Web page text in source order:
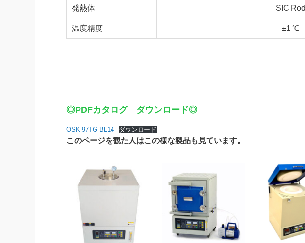
発熱体 SIC Rod
温度精度 ±1 ℃
◎PDFカタログ ダウンロード◎
OSK 97TG BL14 ダウンロード
このページを観た人はこの様な製品も見ています。